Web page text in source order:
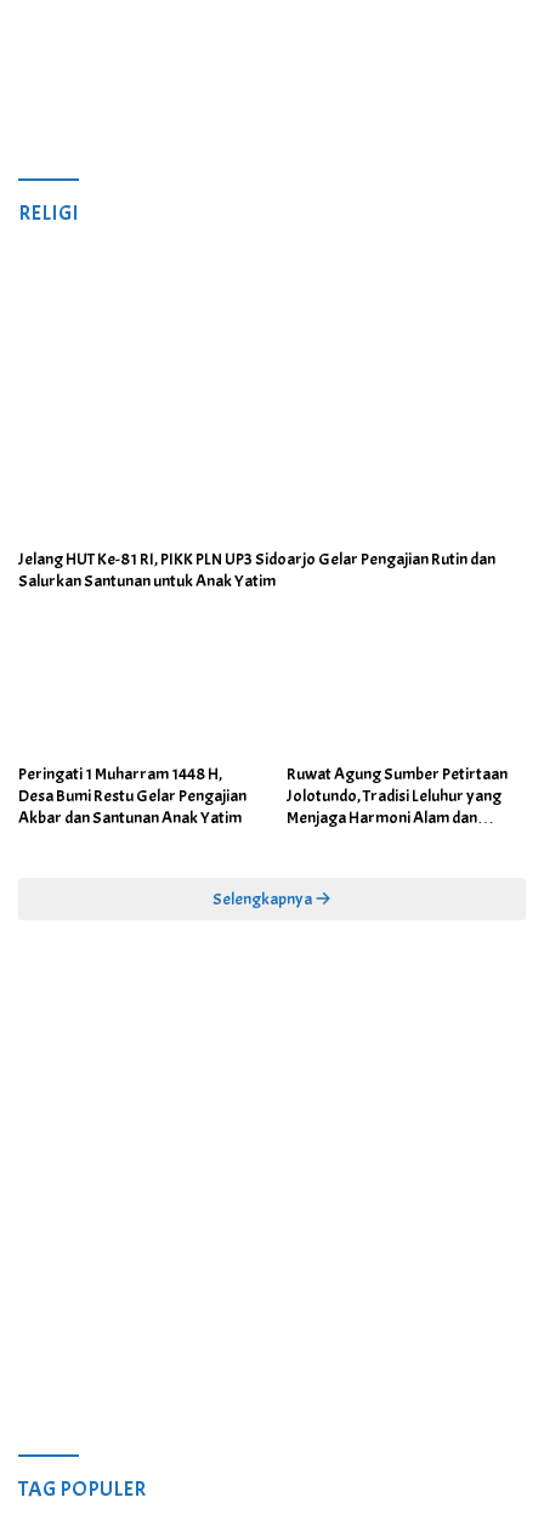
RELIGI
Jelang HUT Ke-81 RI, PIKK PLN UP3 Sidoarjo Gelar Pengajian Rutin dan
Salurkan Santunan untuk Anak Yatim
Peringati 1 Muharram 1448 H,
Desa Bumi Restu Gelar Pengajian
Akbar dan Santunan Anak Yatim
Ruwat Agung Sumber Petirtaan
Jolotundo, Tradisi Leluhur yang
Menjaga Harmoni Alam dan
Selengkapnya
TAG POPULER